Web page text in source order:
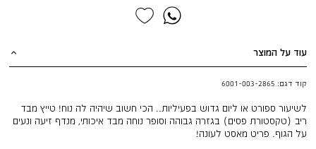
עוד על המוצר
קוד דגם: 6001-003-2865
לשיעור ספורט או ליום גדוש בפעיליות.. הכי חשוב שיהיה לה נוח! טייץ מבד
ריב (טקסטורת פסים) בגזרה גבוהה וסופר נוחה מבד איכותי, מנדף זיעה ונעים
על הגוף. פריט מאסט לעונה!